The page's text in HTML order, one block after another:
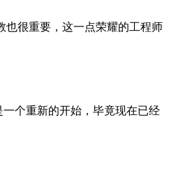
也很重要，这一点荣耀的工程师
个重新的开始，毕竟现在已经